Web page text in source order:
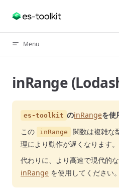
Skip to content
Menu
inRange
es-toolkit のinRangeを使
この
inRange
関数は複雑
理により動作が遅くなります。
代わりに、より高速で現代的な
inRange を使用してください。